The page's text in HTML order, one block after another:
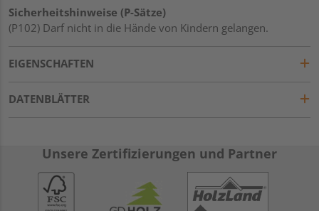
Sicherheitshinweise (P-Sätze)
(P102) Darf nicht in die Hände von Kindern gelangen.
EIGENSCHAFTEN
DATENBLÄTTER
Unsere Zertifizierungen und Partner